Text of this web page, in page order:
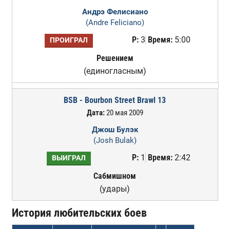
Андрэ Фелисиано
(Andre Feliciano)
ПРОИГРАЛ Р:3 Время:5:00
Решением
(единогласным)
BSB - Bourbon Street Brawl 13
Дата:20 мая 2009
Джош Булэк
(Josh Bulak)
ВЫИГРАЛ Р:1 Время:2:42
Сабмишном
(удары)
История любительских боев